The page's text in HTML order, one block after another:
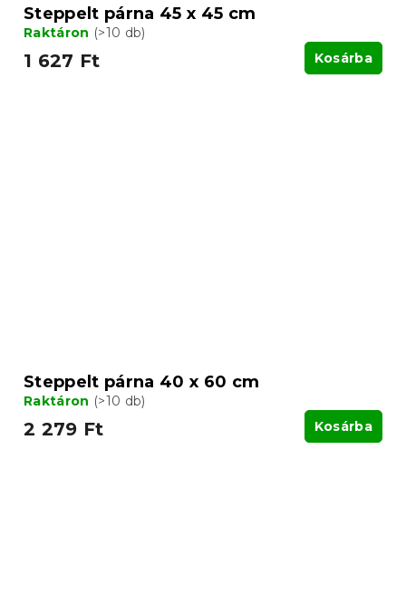
Steppelt párna 45 x 45 cm
Raktáron (>10 db)
1 627 Ft Kosárba
Steppelt párna 40 x 60 cm
Raktáron (>10 db)
2 279 Ft Kosárba